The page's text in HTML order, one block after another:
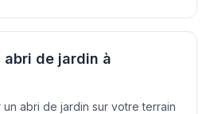
abri de jardin à
abri de jardin sur votre terrain